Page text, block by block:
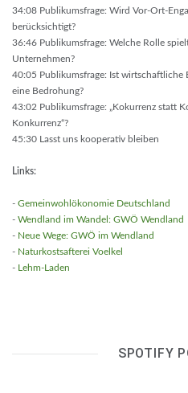
34:08 Publikumsfrage: Wird Vor-Ort-
berücksichtigt?
36:46 Publikumsfrage: Welche Rolle
Unternehmen?
40:05 Publikumsfrage: Ist wirtschaftliche
eine Bedrohung?
43:02 Publikumsfrage: „Kokurrenz statt
Konkurrenz“?
45:30 Lasst uns kooperativ bleiben
Links:
- Gemeinwohlökonomie Deutschland
- Wendland im Wandel: GWÖ Wendland
- Neue Wege: GWÖ im Wendland
- Naturkostsafterei Voelkel
- Lehm-Laden
SPOTIFY